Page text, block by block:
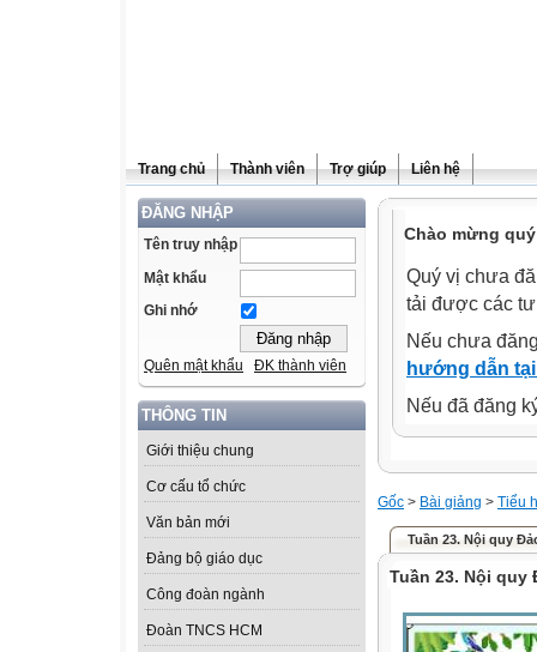
Trang chủ Thành viên Trợ giúp Liên hệ
ĐĂNG NHẬP
Tên truy nhập
Mật khẩu
Ghi nhớ
Quên mật khẩu ĐK thành viên
THÔNG TIN
Giới thiệu chung
Cơ cấu tổ chức
Văn bản mới
Đảng bộ giáo dục
Công đoàn ngành
Đoàn TNCS HCM
Chào mừng
Quý vị chưa
tải được các
Nếu chưa
hướng dẫn
Nếu đã đăng
Gốc > Bài giảng > Tiểu
Tuần 23. Nội quy
Tuần 23. Nội quy